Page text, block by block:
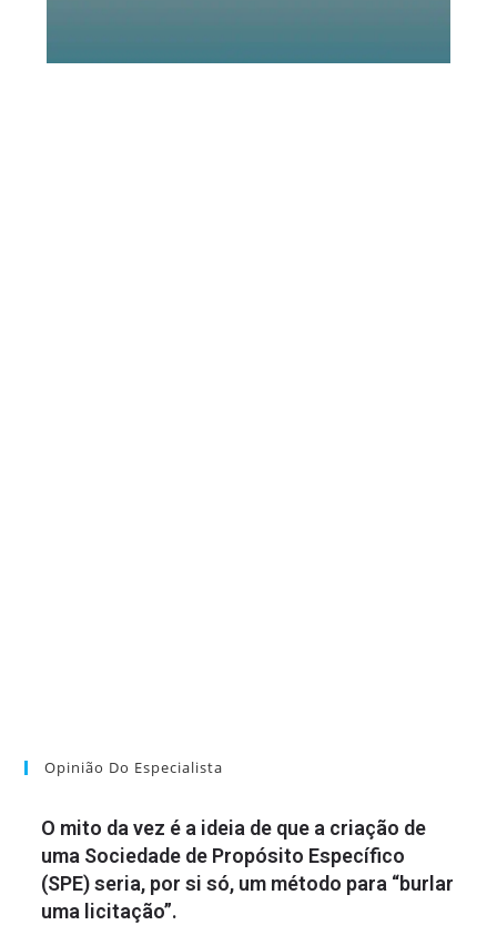
Opinião Do Especialista
O mito da vez é a ideia de que a criação de
uma Sociedade de Propósito Específico
(SPE) seria, por si só, um método para “burlar
uma licitação”.